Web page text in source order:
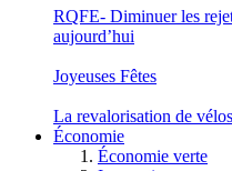
RQFE- Diminuer les
aujourd’hui
Joyeuses Fêtes
La revalorisation de
Économie
Économie verte